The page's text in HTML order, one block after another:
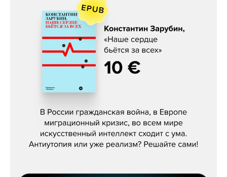
Константин Зарубин, «Наше сердце